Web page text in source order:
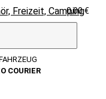
0,00 €
COURIER